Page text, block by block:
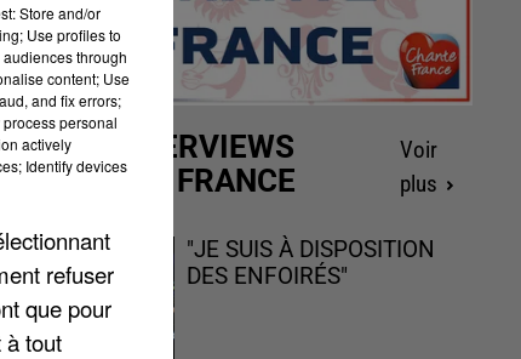
LES INTERVIEWS
CHANTE FRANCE
Voir
plus
"JE SUIS À DISPOSITION
DES ENFOIRÉS"
Store and/or
Use profiles to
through
content; Use
and fix errors;
personal
actively
Identify devices
refuser
que pour
à tout